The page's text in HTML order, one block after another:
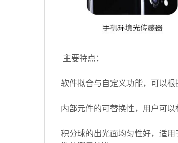
主要特点：
软件拟合与自定义功能，可以根
内部元件的可替换性，用户可以
积分球的出光面均匀性好，适